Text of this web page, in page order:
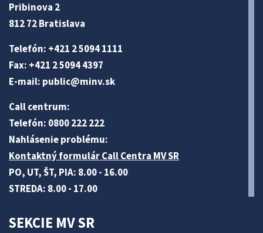
Pribinova 2
812 72 Bratislava
Telefón: +421 2 5094 1111
Fax: +421 2 5094 4397
E-mail: public@minv.sk
Call centrum:
Telefón: 0800 222 222
Nahlásenie problému:
Kontaktný formulár Call Centra MV SR
PO, UT, ŠT, PIA: 8.00 - 16.00
STREDA: 8.00 - 17.00
SEKCIE MV SR